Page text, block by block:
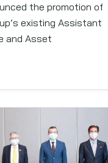
the promotion of
existing Assistant
and Asset